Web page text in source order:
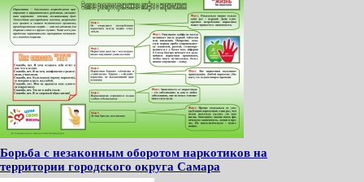
Борьба с незаконным оборотом наркотиков на
территории городского округа Самара